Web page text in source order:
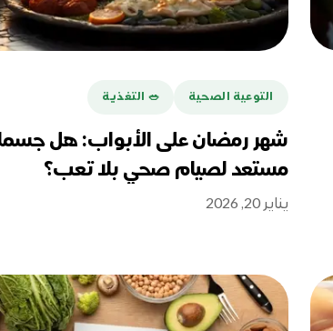
التوعية الصحية 🥗 التغذية
شهر رمضان على الأبواب: هل
مستعد لصيام صحي بلا تعب؟
يناير 20, 2026